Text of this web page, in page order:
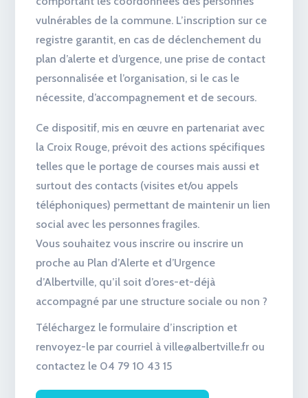
vulnérables de la commune. L’inscription sur ce
registre garantit, en cas de déclenchement du
plan d’alerte et d’urgence, une prise de contact
personnalisée et l’organisation, si le cas le
nécessite, d’accompagnement et de secours.
Ce dispositif, mis en œuvre en partenariat avec
la Croix Rouge, prévoit des actions spécifiques
telles que le portage de courses mais aussi et
surtout des contacts (visites et/ou appels
téléphoniques) permettant de maintenir un lien
social avec les personnes fragiles.
Vous souhaitez vous inscrire ou inscrire un
proche au Plan d’Alerte et d’Urgence
d’Albertville, qu’il soit d’ores-et-déjà
accompagné par une structure sociale ou non ?
Téléchargez le formulaire d’inscription et
renvoyez-le par courriel à ville@albertville.fr ou
contactez le 04 79 10 43 15